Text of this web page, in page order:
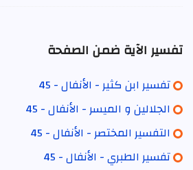
تفسير الآية ضمن الصفحة
تفسير ابن كثير - الأنفال - 45
الجلالين و الميسر - الأنفال - 45
التفسير المختصر - الأنفال - 45
تفسير الطبري - الأنفال - 45